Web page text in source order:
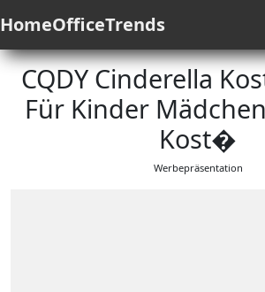
HomeOfficeTrends
CQDY Cinderella
Für Kinder
Kost�
Werbepräsentation